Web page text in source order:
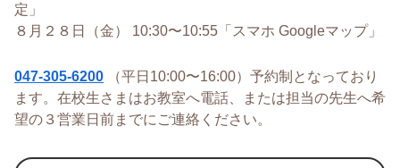
定 」
８月 ２８ 日（金） 10:30〜10:55 「スマホ Googleマップ」
047-305-6200 （平日10:00〜16:00）予約制となっており
ます。在校生さまはお教室へ電話、または担当の先生へ希
望の３営業日前までにご連絡ください。